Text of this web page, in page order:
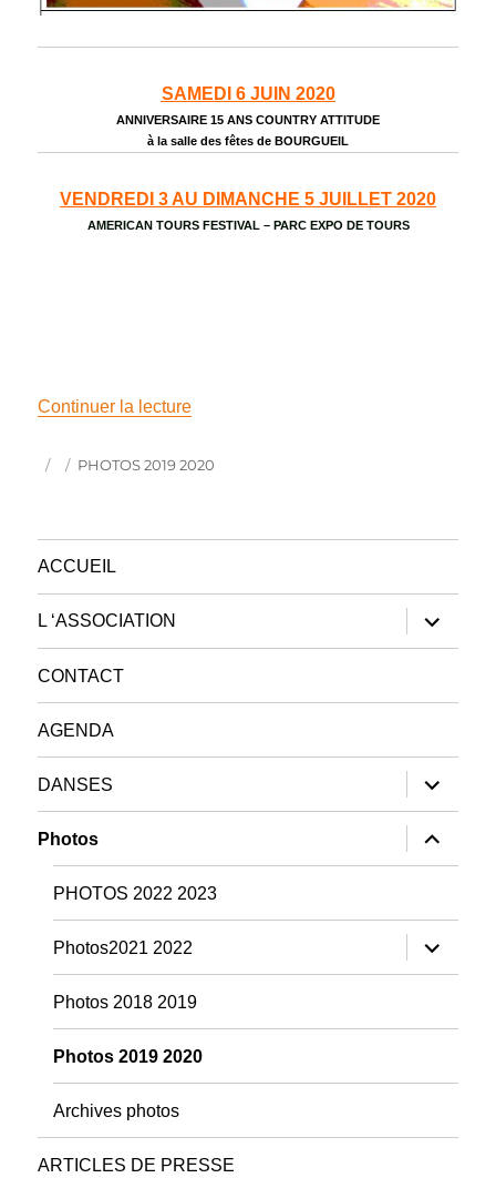
SAMEDI 6 JUIN 2020
ANNIVERSAIRE 15 ANS COUNTRY ATTITUDE
à la salle des fêtes de BOURGUEIL
VENDREDI 3 AU DIMANCHE 5 JUILLET 2020
AMERICAN TOURS FESTIVAL – PARC EXPO DE TOURS
Continuer la lecturede « NOS EVENEMENTS A VENIR »
Publié
Catégories
PHOTOS 2019 2020
ACCUEIL
L ‘ASSOCIATION
ouvrir
le
sous-
CONTACT
AGENDA
DANSES
ouvrir
le
sous-
menu
Photos
ouvrir
le
sous-
PHOTOS 2022 2023
Photos2021 2022
ouvrir
le
sous-
Photos 2018 2019
Photos 2019 2020
Archives photos
ARTICLES DE PRESSE